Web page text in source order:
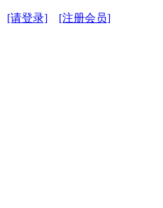
[请登录]
[注册会员]